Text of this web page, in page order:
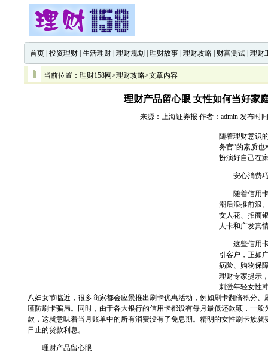
首页 投资理财 生活理财 理财规划 理财故事 理财攻略 财富测试 理财
当前位置： 理财158网>理财攻略>文章内容
理财产品留心眼 女性如何当好家
来源：上海证券报 作者：admin 发布时
随着理财意识
务官”的素质
扮演好自己在
安心消费巧
随着信用卡
潮后浪推前浪
女人花、招商
人卡和广发真
这些信用卡
引客户，正如
病险、购物保
理财专家提示
刺激年轻女性
八妇女节临近，很多商家都会应景推出刷卡优惠活动，例如刷卡翻倍积分
谨防刷卡骗局。同时，由于各大银行的信用卡都设有每月最低还款额，一
款，这就意味着当月账单中的所有消费没有了免息期。精明的女性刷卡族
日止的贷款利息。
理财产品留心眼